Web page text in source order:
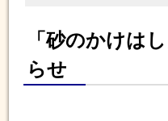
「砂のかけは
らせ